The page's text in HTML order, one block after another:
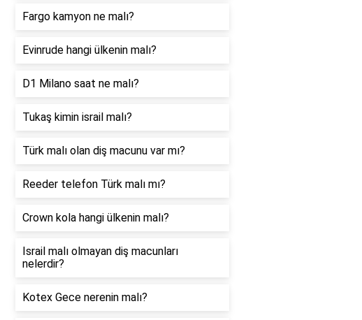
Fargo kamyon ne malı?
Evinrude hangi ülkenin malı?
D1 Milano saat ne malı?
Tukaş kimin israil malı?
Türk malı olan diş macunu var mı?
Reeder telefon Türk malı mı?
Crown kola hangi ülkenin malı?
Israil malı olmayan diş macunları
nelerdir?
Kotex Gece nerenin malı?